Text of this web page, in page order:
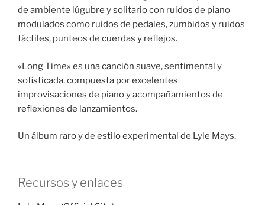
de ambiente lúgubre y solitario con ruidos de piano
modulados como ruidos de pedales, zumbidos y ruidos
táctiles, punteos de cuerdas y reflejos.
«Long Time» es una canción suave, sentimental y
sofisticada, compuesta por excelentes
improvisaciones de piano y acompañamientos de
reflexiones de lanzamientos.
Un álbum raro y de estilo experimental de Lyle Mays.
Recursos y enlaces